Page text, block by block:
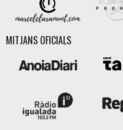
MITJANS OFICIALS